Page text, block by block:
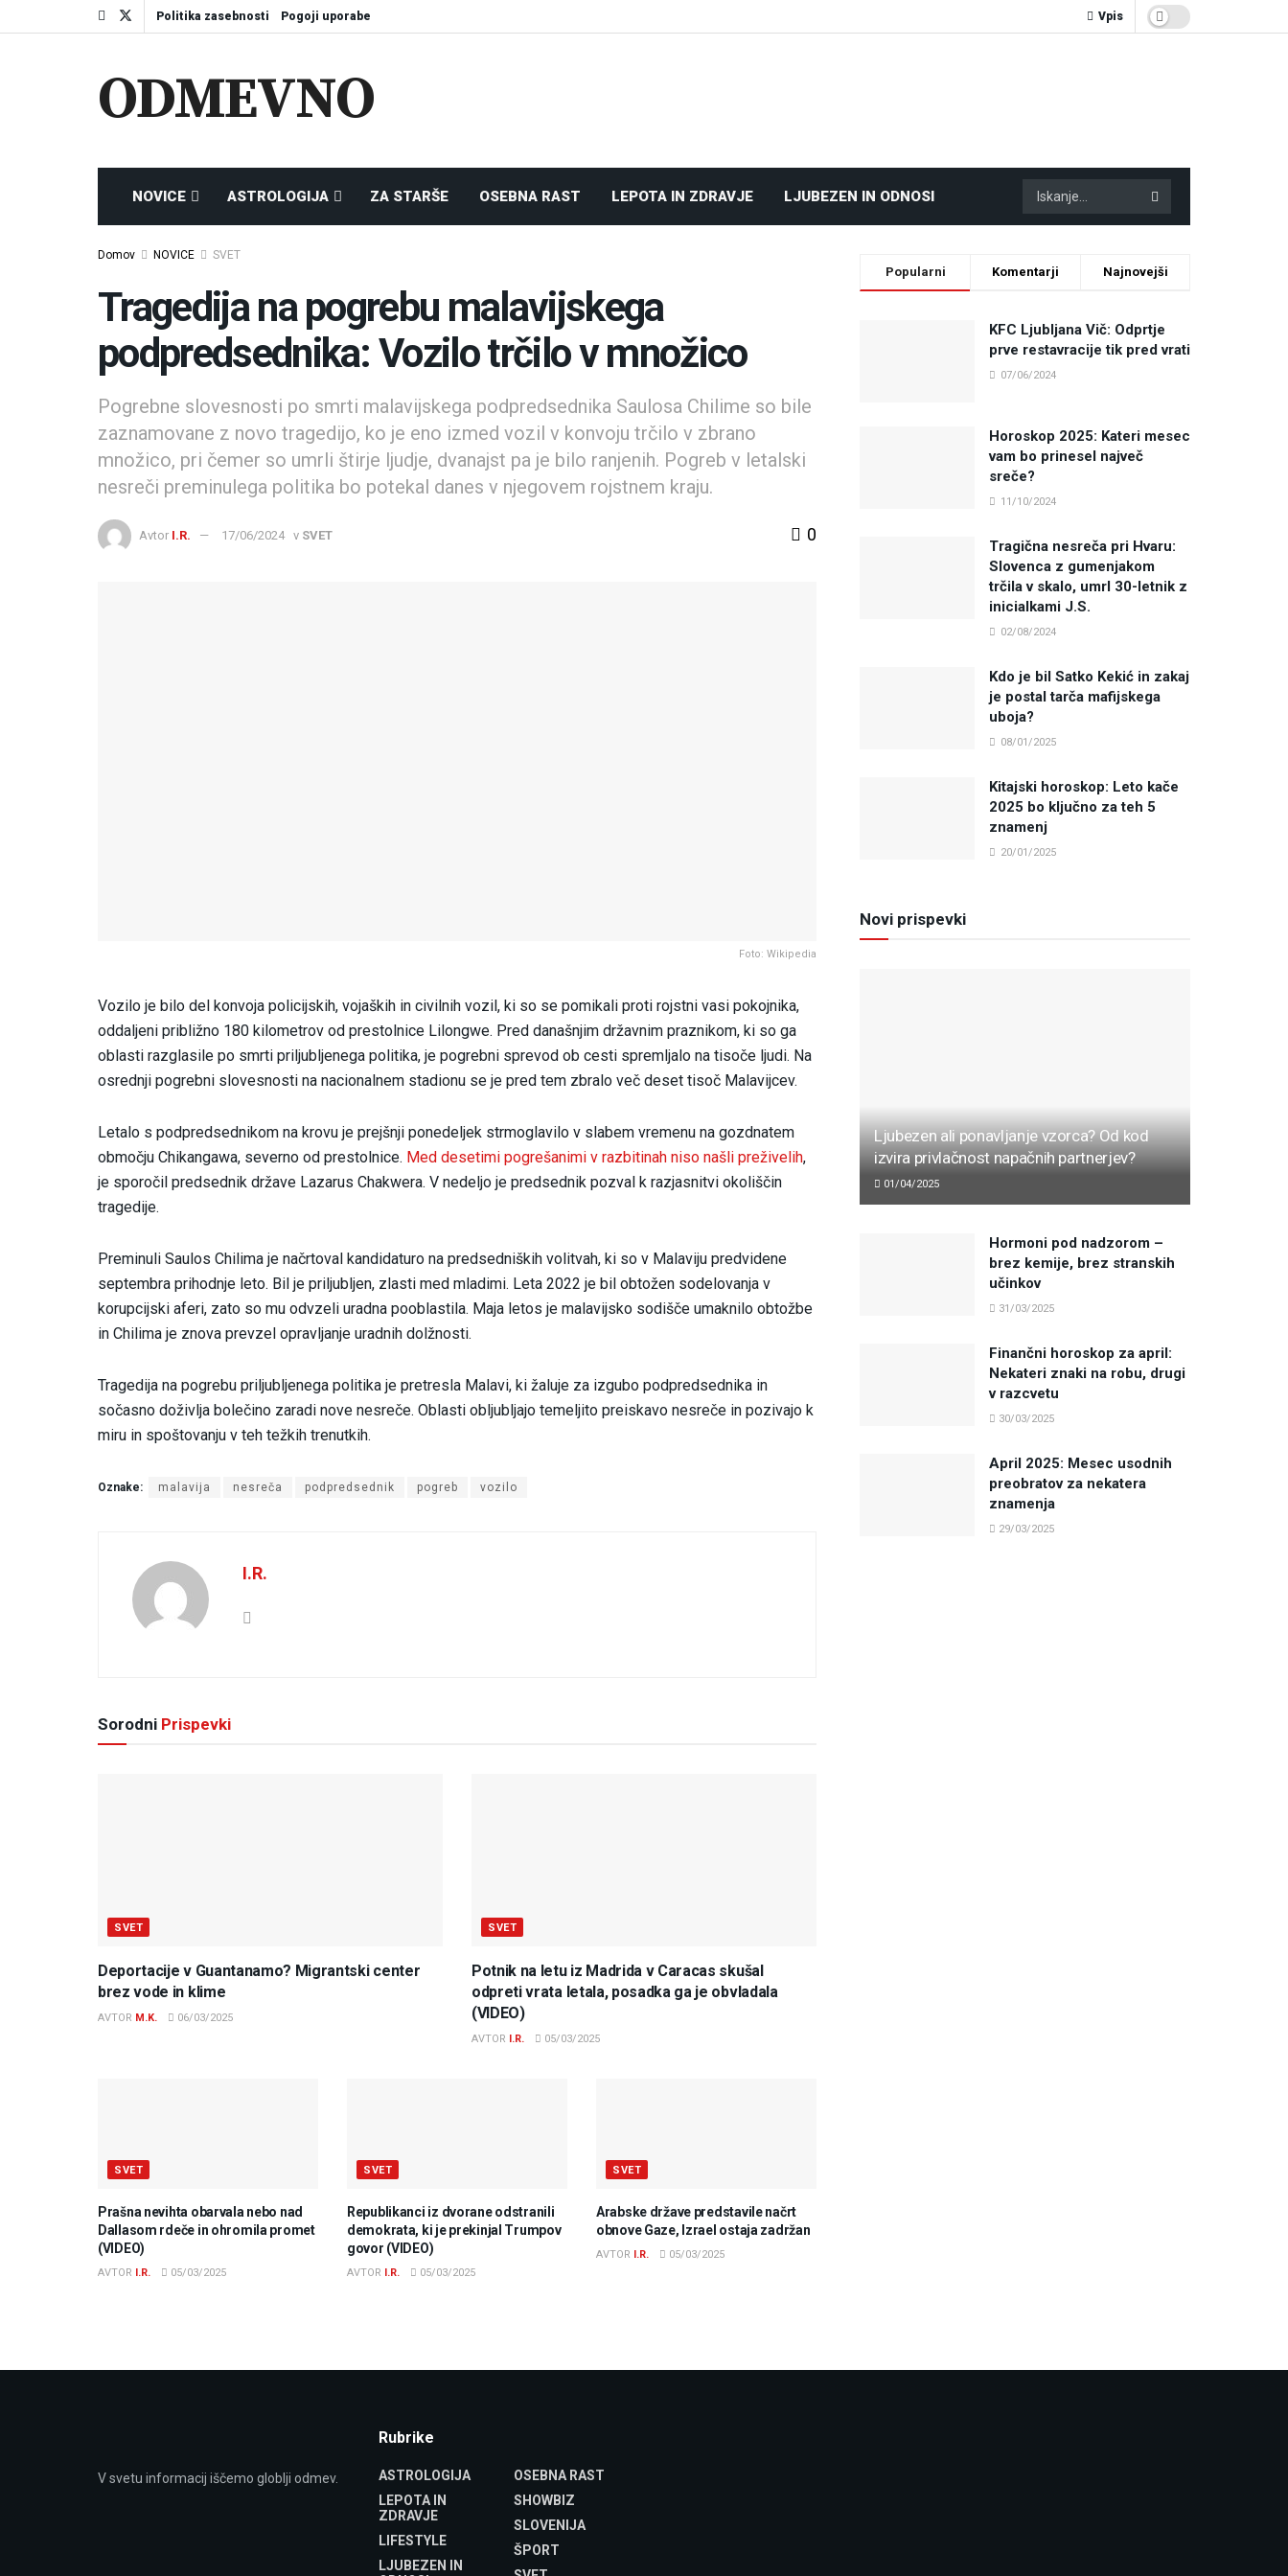
Politika zasebnosti Pogoji uporabe Vpis
ODMEVNO
NOVICE ASTROLOGIJA ZA STARŠE OSEBNA RAST LEPOTA IN ZDRAVJE LJUBEZEN IN ODNOSI
Domov NOVICE SVET
Tragedija na pogrebu malavijskega
podpredsednika: Vozilo trčilo v množico
Pogrebne slovesnosti po smrti malavijskega podpredsednika Saulosa Chilime so bile
zaznamovane z novo tragedijo, ko je eno izmed vozil v konvoju trčilo v zbrano
množico, pri čemer so umrli štirje ljudje, dvanajst pa je bilo ranjenih. Pogreb v letalski
nesreči preminulega politika bo potekal danes v njegovem rojstnem kraju.
Avtor I.R. 17/06/2024 v SVET 0
Foto: Wikipedia
Vozilo je bilo del konvoja policijskih, vojaških in civilnih vozil, ki so se pomikali proti rojstni vasi pokojnika,
oddaljeni približno 180 kilometrov od prestolnice Lilongwe. Pred današnjim državnim praznikom, ki so ga
oblasti razglasile po smrti priljubljenega politika, je pogrebni sprevod ob cesti spremljalo na tisoče ljudi. Na
osrednji pogrebni slovesnosti na nacionalnem stadionu se je pred tem zbralo več deset tisoč Malavijcev.
Letalo s podpredsednikom na krovu je prejšnji ponedeljek strmoglavilo v slabem vremenu na gozdnatem
območju Chikangawa, severno od prestolnice. Med desetimi pogrešanimi v razbitinah niso našli preživelih,
je sporočil predsednik države Lazarus Chakwera. V nedeljo je predsednik pozval k razjasnitvi okoliščin
tragedije.
Preminuli Saulos Chilima je načrtoval kandidaturo na predsedniških volitvah, ki so v Malaviju predvidene
septembra prihodnje leto. Bil je priljubljen, zlasti med mladimi. Leta 2022 je bil obtožen sodelovanja v
korupcijski aferi, zato so mu odvzeli uradna pooblastila. Maja letos je malavijsko sodišče umaknilo obtožbe
in Chilima je znova prevzel opravljanje uradnih dolžnosti.
Tragedija na pogrebu priljubljenega politika je pretresla Malavi, ki žaluje za izgubo podpredsednika in
sočasno doživlja bolečino zaradi nove nesreče. Oblasti obljubljajo temeljito preiskavo nesreče in pozivajo k
miru in spoštovanju v teh težkih trenutkih.
Oznake: malavija nesreča podpredsednik pogreb vozilo
I.R.
Sorodni Prispevki
SVET
Deportacije v Guantanamo? Migrantski center
brez vode in klime
AVTOR M.K. 06/03/2025
SVET
Potnik na letu iz Madrida v Caracas skušal
odpreti vrata letala, posadka ga je obvladala
(VIDEO)
AVTOR I.R. 05/03/2025
SVET
Prašna nevihta obarvala nebo nad
Dallasom rdeče in ohromila promet
(VIDEO)
AVTOR I.R. 05/03/2025
SVET
Republikanci iz dvorane odstranili
demokrata, ki je prekinjal Trumpov
govor (VIDEO)
AVTOR I.R. 05/03/2025
SVET
Arabske države predstavile načrt
obnove Gaze, Izrael ostaja zadržan
AVTOR I.R. 05/03/2025
Popularni Komentarji Najnovejši
KFC Ljubljana Vič: Odprtje
prve restavracije tik pred vrati
07/06/2024
Horoskop 2025: Kateri mesec
vam bo prinesel največ
sreče?
11/10/2024
Tragična nesreča pri Hvaru:
Slovenca z gumenjakom
trčila v skalo, umrl 30-letnik z
inicialkami J.S.
02/08/2024
Kdo je bil Satko Kekić in zakaj
je postal tarča mafijskega
uboja?
08/01/2025
Kitajski horoskop: Leto kače
2025 bo ključno za teh 5
znamenj
20/01/2025
Novi prispevki
Ljubezen ali ponavljanje vzorca? Od kod
izvira privlačnost napačnih partnerjev?
01/04/2025
Hormoni pod nadzorom –
brez kemije, brez stranskih
učinkov
31/03/2025
Finančni horoskop za april:
Nekateri znaki na robu, drugi
v razcvetu
30/03/2025
April 2025: Mesec usodnih
preobratov za nekatera
znamenja
29/03/2025
V svetu informacij iščemo globlji odmev.
Rubrike
ASTROLOGIJA
LEPOTA IN
ZDRAVJE
LIFESTYLE
LJUBEZEN IN
OSEBNA RAST
SHOWBIZ
SLOVENIJA
ŠPORT